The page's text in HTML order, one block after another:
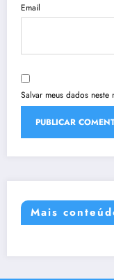
Email
Salvar meus dados
Mais